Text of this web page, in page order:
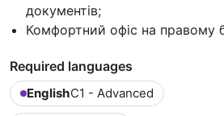
документів;
Комфортний офіс на правому
Required languages
EnglishC1 - Advanced